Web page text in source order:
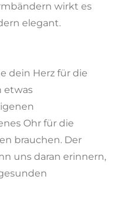
wirkt es
elegant.
dein Herz für die
etwas
Ohr für die
brauchen. Der
uns daran erinnern,